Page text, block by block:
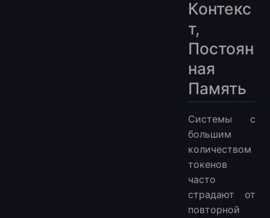
Контекс
т,
Постоян
ная
Память
Системы с
большим
количеством
токенов
часто
страдают от
повторной